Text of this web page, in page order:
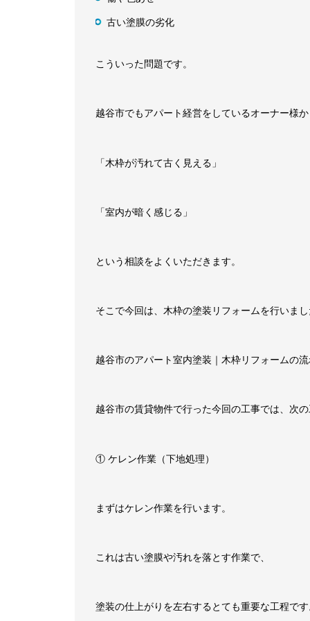
古い塗膜の劣化
こういった問題です。
越谷市でもアパート経営をしているオーナー様か
「木枠が汚れて古く見える」
「室内が暗く感じる」
という相談をよくいただきます。
そこで今回は、木枠の塗装リフォームを行いまし
越谷市のアパート室内塗装｜木枠リフォームの
越谷市の賃貸物件で行った今回の工事では、次の
① ケレン作業（下地処理）
まずはケレン作業を行います。
これは古い塗膜や汚れを落とす作業で、
塗装の仕上がりを左右するとても重要な工程です